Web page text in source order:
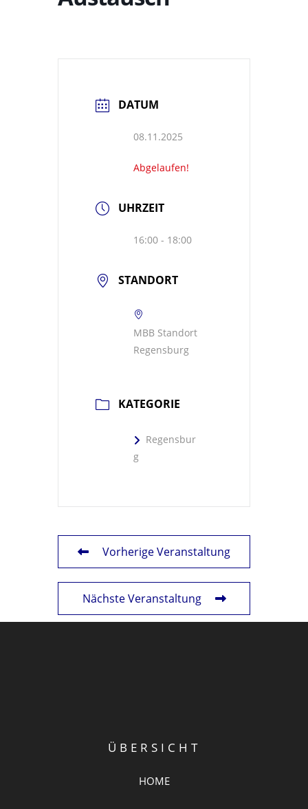
DATUM
08.11.2025
Abgelaufen!
UHRZEIT
16:00 - 18:00
STANDORT
MBB Standort
Regensburg
KATEGORIE
Regensbur
g
Vorherige Veranstaltung
Nächste Veranstaltung
ÜBERSICHT
HOME